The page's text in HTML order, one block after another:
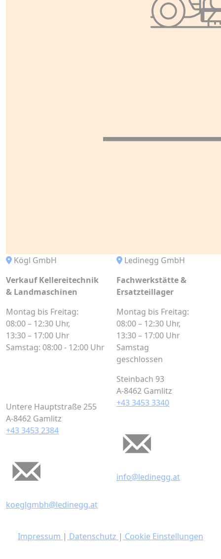
Kögl GmbH
Verkauf Kellereitechnik
& Landmaschinen
Montag bis Freitag:
08:00 – 12:30 Uhr,
13:30 – 17:00 Uhr
Samstag: 08:00 - 12:00 Uhr
Untere Hauptstraße 255
A-8462 Gamlitz
+43 3453 2384
koeglgmbh@ledinegg.at
Ledinegg GmbH
Fachwerkstätte &
Ersatzteillager
Montag bis Freitag:
08:00 – 12:30 Uhr,
13:30 – 17:00 Uhr
Samstag
geschlossen
Steinbach 93
A-8462 Gamlitz
+43 3453 3340
info@ledinegg.at
Impressum | Datenschutz | Cookie Einstellungen